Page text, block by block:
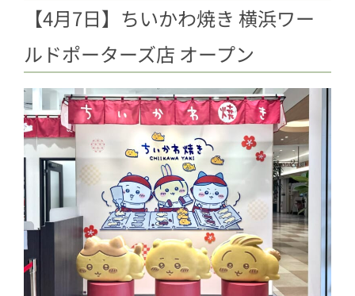
【4月7日】ちいかわ焼き 横浜ワー
ルドポーターズ店 オープン